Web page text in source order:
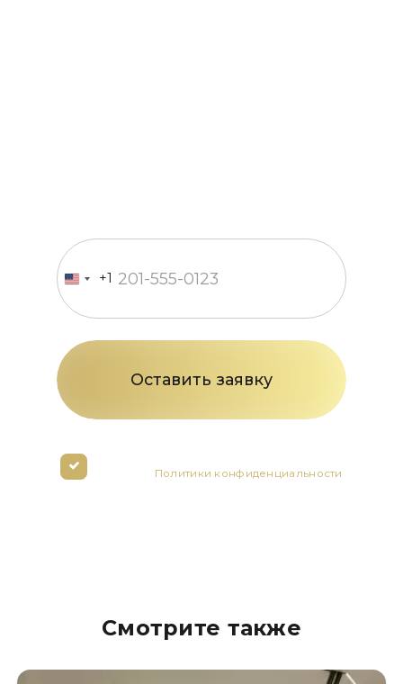
United
+1
+1
Нажимая кнопку вы соглашаетесь с
условиями Политики конфиденциальности
Смотрите также